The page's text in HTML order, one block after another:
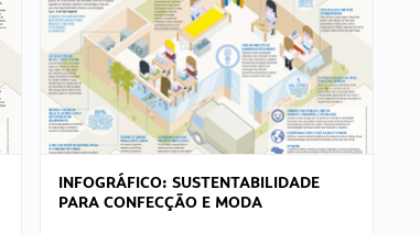
INFOGRÁFICO: SUSTENTABILIDADE
PARA CONFECÇÃO E MODA